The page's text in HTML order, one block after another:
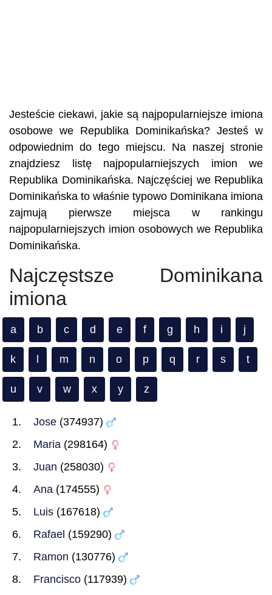
Jesteście ciekawi, jakie są najpopularniejsze imiona
osobowe we Republika Dominikańska? Jesteś w
odpowiednim do tego miejscu. Na naszej stronie
znajdziesz listę najpopularniejszych imion we
Republika Dominikańska. Najczęściej we Republika
Dominikańska to właśnie typowo Dominikana imiona
zajmują pierwsze miejsca w rankingu
najpopularniejszych imion osobowych we Republika
Dominikańska.
Najczęstsze Dominikana
imiona
a b c d e f g h i j
k m n o p q r s t
u v w x y z
Jose (374937)
Maria (298164)
Juan (258030)
Ana (174555)
Luis (167618)
Rafael (159290)
Ramon (130776)
Francisco (117939)